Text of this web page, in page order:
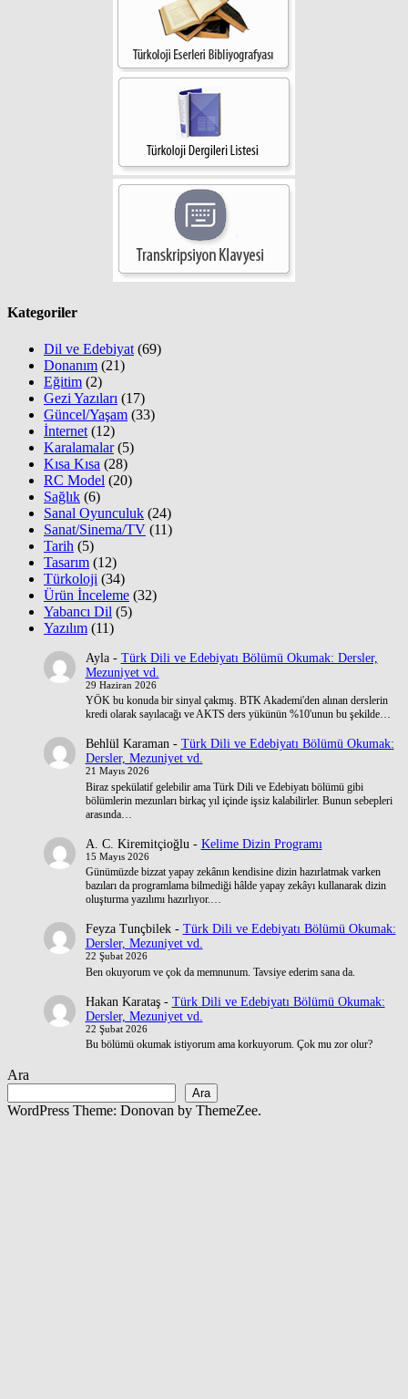
Kategoriler
Dil ve Edebiyat (69)
Donanım (21)
Eğitim (2)
Gezi Yazıları (17)
Güncel/Yaşam (33)
İnternet (12)
Karalamalar(5)
Kısa Kısa (28)
RC Model (20)
Sağlık (6)
Sanal Oyunculuk (24)
Sanat/Sinema/TV (11)
Tarih (5)
Tasarım (12)
Türkoloji (34)
Ürün İnceleme (32)
Yabancı Dil (5)
Yazılım (11)
Ayla- Türk Dili ve Edebiyatı Bölümü Okumak: Dersler,
Mezuniyet vd.
29 Haziran 2026
YÖK bu konuda bir sinyal çakmış. BTK Akademi'den alınan derslerin
kredi olarak sayılacağı ve AKTS ders yükünün %10'unun bu şekilde…
Behlül Karaman- Türk Dili ve Edebiyatı Bölümü Okumak:
Dersler, Mezuniyet vd.
21 Mayıs 2026
Biraz spekülatif gelebilir ama Türk Dili ve Edebiyatı bölümü gibi
bölümlerin mezunları birkaç yıl içinde işsiz kalabilirler. Bunun sebepleri
arasında…
A. C. Kiremitçioğlu - Kelime Dizin Programı
15 Mayıs 2026
Günümüzde bizzat yapay zekânın kendisine dizin hazırlatmak varken
bazıları da programlama bilmediği hâlde yapay zekâyı kullanarak dizin
oluşturma yazılımı hazırlıyor.…
Feyza Tunçbilek- Türk Dili ve Edebiyatı Bölümü Okumak:
Dersler, Mezuniyet vd.
22 Şubat 2026
Ben okuyorum ve çok da memnunum. Tavsiye ederim sana da.
Hakan Karataş- Türk Dili ve Edebiyatı Bölümü Okumak:
Dersler, Mezuniyet vd.
22 Şubat 2026
Bu bölümü okumak istiyorum ama korkuyorum. Çok mu zor olur?
Ara
Ara
WordPress Theme: Donovan by ThemeZee.